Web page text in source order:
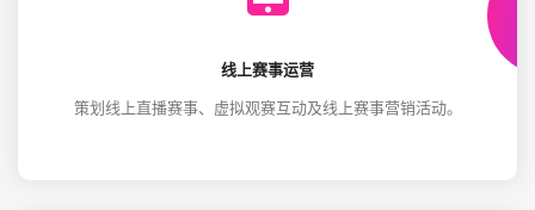
线上赛事运营
策划线上直播赛事、虚拟观赛互动及线上赛事营销活动。